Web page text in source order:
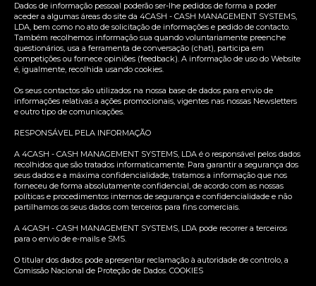
Dados de informação pessoal poderão ser-lhe pedidos de forma a poder
aceder a algumas áreas do site da 4CASH - CASH MANAGEMENT SYSTEMS,
LDA, bem como no ato de solicitação de informações e pedido de contacto.
Também recolhemos informação sua quando voluntariamente preenche
questionários, usa a ferramenta de conversação (chat), participa em
competições ou fornece opiniões (feedback). A informação de uso do Website
é, igualmente, recolhida usando cookies.
Os seus contactos são utilizados na nossa base de dados para envio de
informações relativas a ações promocionais, vigentes nas nossas Newsletters
e outro tipo de comunicações.
RESPONSÁVEL PELA INFORMAÇÃO
A 4CASH - CASH MANAGEMENT SYSTEMS, LDA é o responsável pelos dados
recolhidos que são tratados informaticamente. Para garantir a segurança dos
seus dados e a máxima confidencialidade, tratamos a informação que nos
forneceu de forma absolutamente confidencial, de acordo com as nossas
políticas e procedimentos internos de segurança e confidencialidade e não
partilhamos os seus dados com terceiros para fins comerciais.
A 4CASH - CASH MANAGEMENT SYSTEMS, LDA pode recorrer a terceiros
para o envio de e-mails e SMS.
O titular dos dados pode apresentar reclamação à autoridade de controlo, a
Comissão Nacional de Proteção de Dados. COOKIES